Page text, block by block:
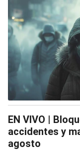
EN VIVO |
accidentes y
agosto